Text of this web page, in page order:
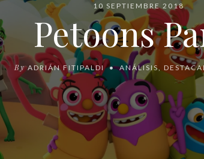
10 SEPTIEMBRE 2018
Petoons
By ADRIÁN FITIPALDI ANÁLISIS ,